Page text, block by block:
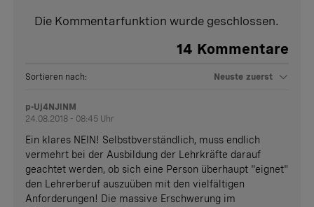
Die Kommentarfunktion wurde geschlossen.
14 Kommentare
Sortieren nach: Neuste zuerst
p-Uj4NJlNM
24.08.2018 - 08:45 Uhr
Ein klares NEIN! Selbstbverständlich, muss endlich
vermehrt bei der Ausbildung der Lehrkräfte darauf
geachtet werden, ob sich eine Person überhaupt "eignet"
den Lehrerberuf auszuüben mit den vielfältigen
Anforderungen! Die massive Erschwerung im